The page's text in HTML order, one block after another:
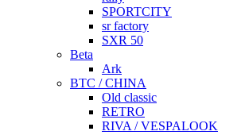
SPORTCITY
sr factory
SXR 50
Beta
Ark
BTC / CHINA
Old classic
RETRO
RIVA / VESPALOOK